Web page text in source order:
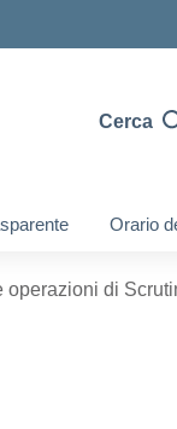
Cerca
Orario
di